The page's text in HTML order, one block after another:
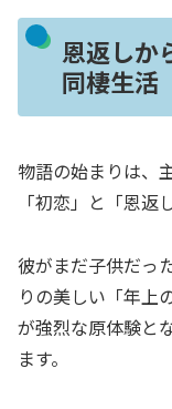
恩返しか
同棲生活
物語の始まりは、
「初恋」と「恩返
彼がまだ子供だっ
りの美しい「年上
が強烈な原体験と
ます。